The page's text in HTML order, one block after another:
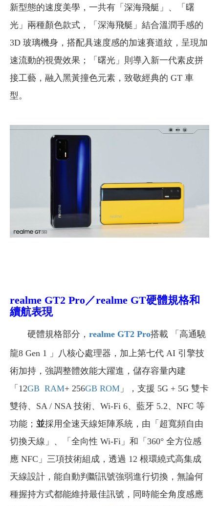
新型態的速度美學，一共有「深海飛艇」、「曙
光」兩種顏色款式，「深海飛艇」結合溫潤手感的
3D 玻璃機身，搭配具速度感的加速賽道紋，呈現加
速流動的視覺效果；「曙光」則導入新一代素皮拼
接工藝，融入黑黃撞色元素，致敬經典的 GT 車
型。
realme GT2 Pro／realme GT硬體規格和
續航表現
硬體規格部分， realme GT2 Pro搭載 「高通驍
龍8 Gen 1 」八核心處理器，加上第七代 AI 引擎技
術加持，強調整體效能大躍進，儲存容量內建
「12GB RAM+ 256GB ROM 」，支援 5G + 5G 雙卡
雙待、SA / NSA 技術、Wi-Fi 6、藍牙 5.2、NFC 等
功能； 並採用全速天線矩陣系統，由「超寬頻自由
切換天線」、「全向性 Wi-Fi」和「360° 全方位感
應 NFC」三項技術組成，透過 12 根環繞式高集成
天線設計，能自動判斷訊號強弱進行切換，無論何
種握持方式都能維持最佳訊號，同時能全角度感應